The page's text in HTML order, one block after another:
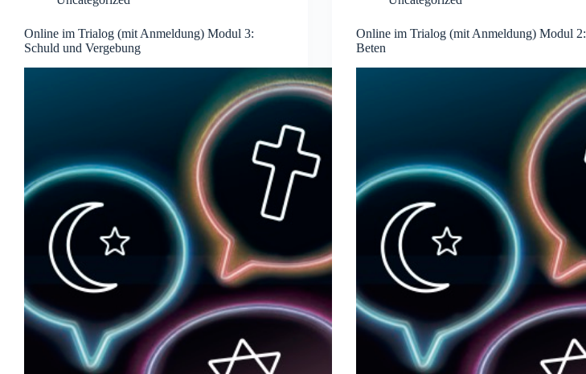
Online im Trialog (mit Anmeldung) Modul 3:
Schuld und Vergebung
Online im Trialog (mit Anmeldung) Modul 2:
Beten